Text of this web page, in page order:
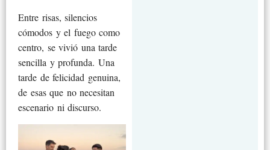
Entre risas, silencios
cómodos y el fuego como
centro, se vivió una tarde
sencilla y profunda. Una
tarde de felicidad genuina,
de esas que no necesitan
escenario ni discurso.